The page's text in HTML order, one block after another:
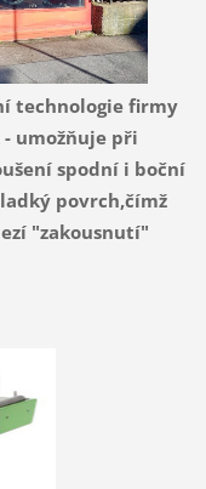
technologie firmy
umožňuje při
spodní i boční
povrch,čímž
"zakousnutí"